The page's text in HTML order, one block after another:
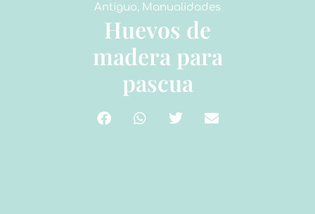
Antiguo, Manualidades
Huevos de
madera para
pascua